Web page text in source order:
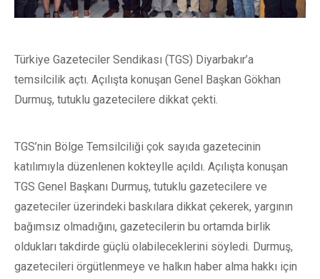
Türkiye Gazeteciler Sendikası (TGS) Diyarbakır’a
temsilcilik açtı. Açılışta konuşan Genel Başkan Gökhan
Durmuş, tutuklu gazetecilere dikkat çekti.
TGS’nin Bölge Temsilciliği çok sayıda gazetecinin
katılımıyla düzenlenen kokteylle açıldı. Açılışta konuşan
TGS Genel Başkanı Durmuş, tutuklu gazetecilere ve
gazeteciler üzerindeki baskılara dikkat çekerek, yargının
bağımsız olmadığını, gazetecilerin bu ortamda birlik
oldukları takdirde güçlü olabileceklerini söyledi. Durmuş,
gazetecileri örgütlenmeye ve halkın haber alma hakkı için